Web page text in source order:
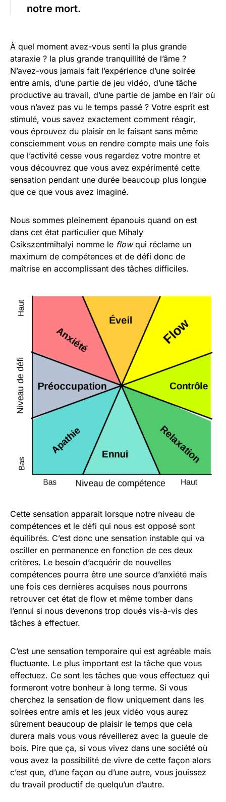
notre mort.
À quel moment avez-vous senti la plus grande
ataraxie ? la plus grande tranquillité de l’âme ?
N’avez-vous jamais fait l’expérience d’une soirée
entre amis, d’une partie de jeu vidéo, d’une tâche
productive au travail, d’une partie de jambe en l’air où
vous n’avez pas vu le temps passé ? Votre esprit est
stimulé, vous savez exactement comment réagir,
vous éprouvez du plaisir en le faisant sans même
consciemment vous en rendre compte mais une fois
que l’activité cesse vous regardez votre montre et
vous découvrez que vous avez expérimenté cette
sensation pendant une durée beaucoup plus longue
que ce que vous avez imaginé.
Nous sommes pleinement épanouis quand on est
dans cet état particulier que Mihaly
Csikszentmihalyi nomme le flowqui réclame un
maximum de compétences et de défi donc de
maîtrise en accomplissant des tâches difficiles.
Cette sensation apparait lorsque notre niveau de
compétences et le défi qui nous est opposé sont
équilibrés. C’est donc une sensation instable qui va
osciller en permanence en fonction de ces deux
critères. Le besoin d’acquérir de nouvelles
compétences pourra être une source d’anxiété mais
une fois ces dernières acquises nous pourrons
retrouver cet état de flow et même tomber dans
l’ennui si nous devenons trop doués vis-à-vis des
tâches à effectuer.
C’est une sensation temporaire qui est agréable mais
fluctuante. Le plus important est la tâche que vous
effectuez. Ce sont les tâches que vous effectuez qui
formeront votre bonheur à long terme. Si vous
cherchez la sensation de flow uniquement dans les
soirées entre amis et les jeux vidéo vous aurez
sûrement beaucoup de plaisir le temps que cela
durera mais vous vous réveillerez avec la gueule de
bois. Pire que ça, si vous vivez dans une société où
vous avez la possibilité de vivre de cette façon alors
c’est que, d’une façon ou d’une autre, vous jouissez
du travail productif de quelqu’un d’autre.